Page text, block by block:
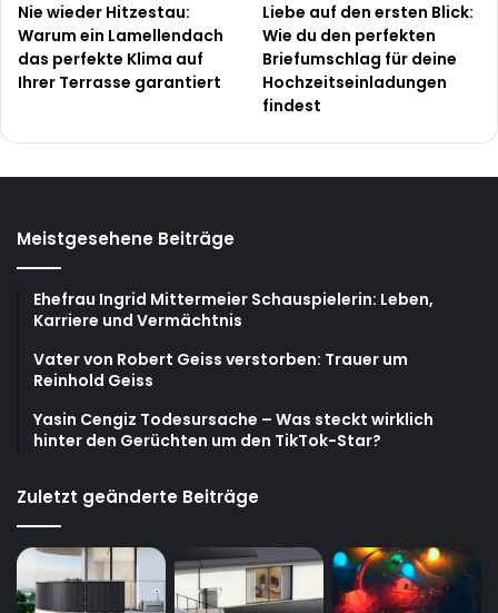
Nie wieder Hitzestau:
Warum ein Lamellendach
das perfekte Klima auf
Ihrer Terrasse garantiert
Liebe auf den ersten Blick:
Wie du den perfekten
Briefumschlag für deine
Hochzeitseinladungen
findest
Meistgesehene Beiträge
Ehefrau Ingrid Mittermeier Schauspielerin: Leben,
Karriere und Vermächtnis
Vater von Robert Geiss verstorben: Trauer um
Reinhold Geiss
Yasin Cengiz Todesursache – Was steckt wirklich
hinter den Gerüchten um den TikTok-Star?
Zuletzt geänderte Beiträge